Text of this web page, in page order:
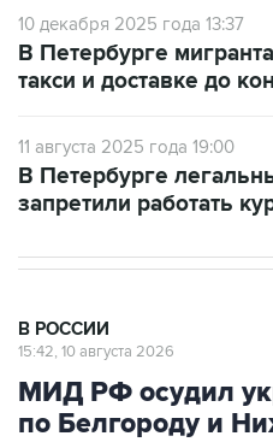
10 декабря 2025 года 13:37
В Петербурге
такси и доставке до
11 августа 2025 года 19:00
В Петербурге
запретили работать
В РОССИИ
15:42, 10 августа 2026
МИД РФ осудил
по Белгороду и